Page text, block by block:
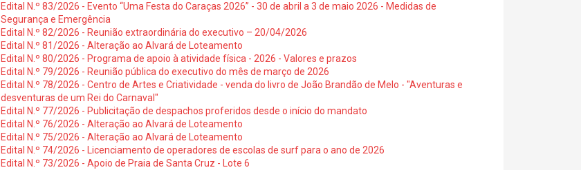
Edital N.º 83/2026 - Evento “Uma Festa do Caraças 2026” - 30 de abril a 3 de maio 2026 - Medidas de
Segurança e Emergência
Edital N.º 82/2026 - Reunião extraordinária do executivo – 20/04/2026
Edital N.º 81/2026 - Alteração ao Alvará de Loteamento
Edital N.º 80/2026 - Programa de apoio à atividade física - 2026 - Valores e prazos
Edital N.º 79/2026 - Reunião pública do executivo do mês de março de 2026
Edital N.º 78/2026 - Centro de Artes e Criatividade - venda do livro de João Brandão de Melo - "Aventuras e
desventuras de um Rei do Carnaval"
Edital N.º 77/2026 - Publicitação de despachos proferidos desde o início do mandato
Edital N.º 76/2026 - Alteração ao Alvará de Loteamento
Edital N.º 75/2026 - Alteração ao Alvará de Loteamento
Edital N.º 74/2026 - Licenciamento de operadores de escolas de surf para o ano de 2026
Edital N.º 73/2026 - Apoio de Praia de Santa Cruz - Lote 6